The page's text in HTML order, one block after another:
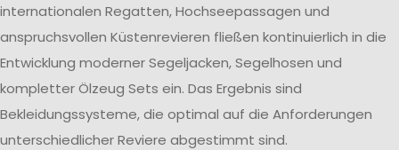
internationalen Regatten, Hochseepassagen und
anspruchsvollen Küstenrevieren fließen kontinuierlich in die
Entwicklung moderner Segeljacken, Segelhosen und
kompletter Ölzeug Sets ein. Das Ergebnis sind
Bekleidungssysteme, die optimal auf die Anforderungen
unterschiedlicher Reviere abgestimmt sind.